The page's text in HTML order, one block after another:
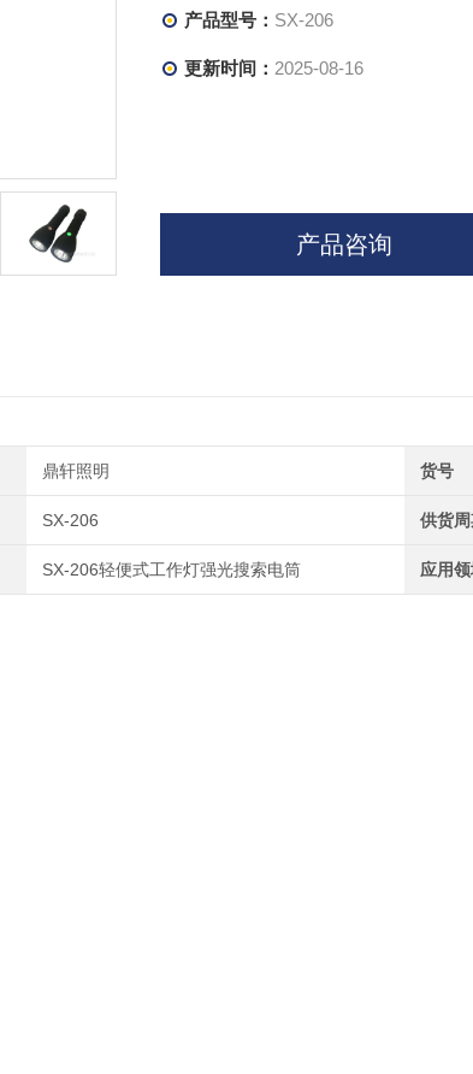
产品型号： SX-206
更新时间： 2025-08-16
产品咨询
鼎轩照明 货号
SX-206 供货
SX-206轻便式工作灯强光搜索电筒 应用